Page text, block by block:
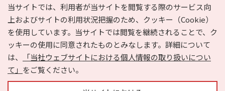
当サイトでは、利用者が当サイトを閲覧する際のサービス向
上およびサイトの利用状況把握のため、クッキー（Cookie）
を使用しています。当サイトでは閲覧を継続されることで、ク
ッキーの使用に同意されたものとみなします。詳細について
は、
「当社ウェブサイトにおける個人情報の取り扱いについ
て」 をご覧ください。
サイトの内容に関するお問い合わせ
Copyright © HYOJITO.Co.,Ltd. All Rights Reserved.